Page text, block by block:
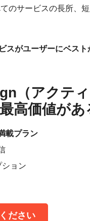
のサービスの長所、
スがユーザーにベスト
（アクテ
高価値があ
載プラン
ョン
ださい